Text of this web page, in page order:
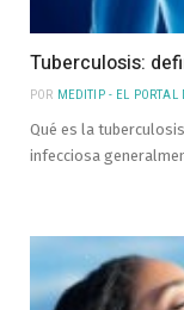
Tuberculosis:
POR MEDITIP - EL PORTAL
Qué es la
infecciosa